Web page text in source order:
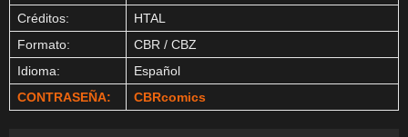
Créditos:
HTAL
Formato:
CBR / CBZ
Idioma:
Español
CONTRASEÑA:
CBRcomics